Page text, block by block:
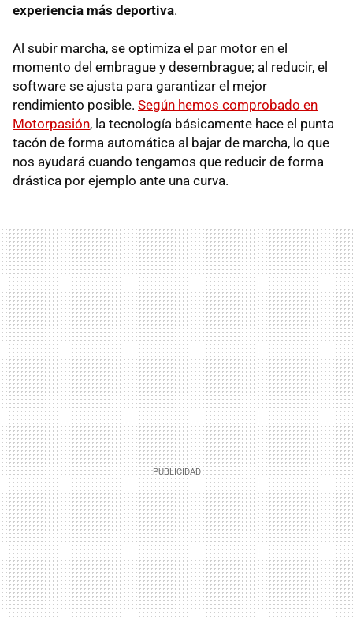
experiencia más deportiva.
Al subir marcha, se optimiza el par motor en el
momento del embrague y desembrague; al reducir, el
software se ajusta para garantizar el mejor
rendimiento posible. Según hemos comprobado en
Motorpasión, la tecnología básicamente hace el punta
tacón de forma automática al bajar de marcha, lo que
nos ayudará cuando tengamos que reducir de forma
drástica por ejemplo ante una curva.